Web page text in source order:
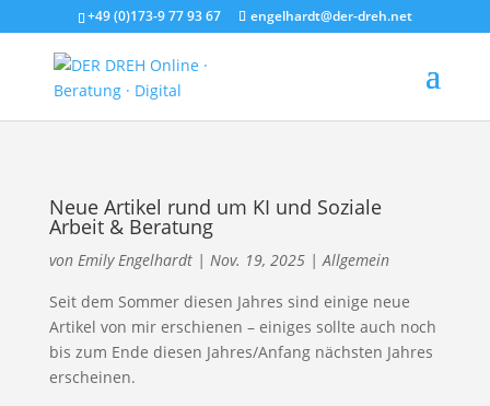
+49 (0)173-9 77 93 67 engelhardt@der-dreh.net
Neue Artikel rund um KI und Soziale
Arbeit & Beratung
von Emily Engelhardt| Nov. 19, 2025|Allgemein
Seit dem Sommer diesen Jahres sind einige neue
Artikel von mir erschienen – einiges sollte auch noch
bis zum Ende diesen Jahres/Anfang nächsten Jahres
erscheinen.